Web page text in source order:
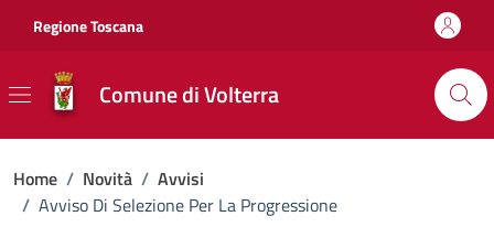
Regione Toscana
Comune di Volterra
Home / Novità / Avvisi
/ Avviso Di Selezione Per La Progressione